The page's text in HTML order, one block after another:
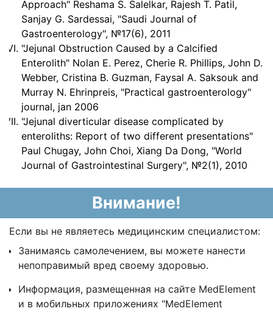
Approach" Reshama S. Salelkar, Rajesh T. Patil,
Sanjay G. Sardessai, "Saudi Journal of
Gastroenterology", №17(6), 2011
"Jejunal Obstruction Caused by a Calcified
Enterolith" Nolan E. Perez, Cherie R. Phillips, John D.
Webber, Cristina B. Guzman, Faysal A. Saksouk and
Murray N. Ehrinpreis, "Practical gastroenterology"
journal, jan 2006
"Jejunal diverticular disease complicated by
enteroliths: Report of two different presentations"
Paul Chugay, John Choi, Xiang Da Dong, "World
Journal of Gastrointestinal Surgery", №2(1), 2010
Внимание!
Если вы не являетесь медицинским специалистом:
Занимаясь самолечением, вы можете нанести
непоправимый вред своему здоровью.
Информация, размещенная на сайте MedElement
и в мобильных приложениях "MedElement